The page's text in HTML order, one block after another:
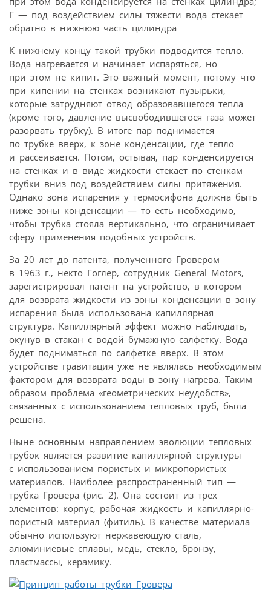
Г — под воздействием силы тяжести вода стекает
обратно в нижнюю часть цилиндра
К нижнему концу такой трубки подводится тепло.
Вода нагревается и начинает испаряться, но
при этом не кипит. Это важный момент, потому что
при кипении на стенках возникают пузырьки,
которые затрудняют отвод образовавшегося тепла
(кроме того, давление высвободившегося газа может
разорвать трубку). В итоге пар поднимается
по трубке вверх, к зоне конденсации, где тепло
и рассеивается. Потом, остывая, пар конденсируется
на стенках и в виде жидкости стекает по стенкам
трубки вниз под воздействием силы притяжения.
Однако зона испарения у термосифона должна быть
ниже зоны конденсации — то есть необходимо,
чтобы трубка стояла вертикально, что ограничивает
сферу применения подобных устройств.
За 20 лет до патента, полученного Гровером
в 1963 г., некто Гоглер, сотрудник General Motors,
зарегистрировал патент на устройство, в котором
для возврата жидкости из зоны конденсации в зону
испарения была использована капиллярная
структура. Капиллярный эффект можно наблюдать,
окунув в стакан с водой бумажную салфетку. Вода
будет подниматься по салфетке вверх. В этом
устройстве гравитация уже не являлась необходимым
фактором для возврата воды в зону нагрева. Таким
образом проблема «геометрических неудобств»,
связанных с использованием тепловых труб, была
решена.
Ныне основным направлением эволюции тепловых
трубок является развитие капиллярной структуры
с использованием пористых и микропористых
материалов. Наиболее распространенный тип —
трубка Гровера (рис. 2). Она состоит из трех
элементов: корпус, рабочая жидкость и капиллярно-
пористый материал (фитиль). В качестве материала
обычно используют нержавеющую сталь,
алюминиевые сплавы, медь, стекло, бронзу,
пластмассы, керамику.